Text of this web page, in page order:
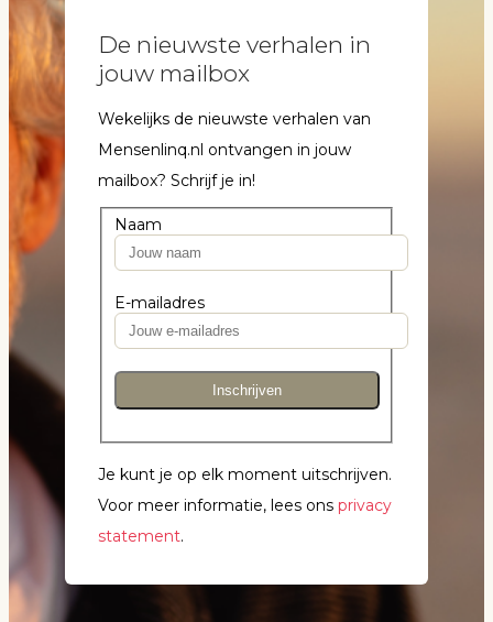
De nieuwste verhalen in
jouw mailbox
Wekelijks de nieuwste verhalen van
Mensenlinq.nl ontvangen in jouw
mailbox? Schrijf je in!
Naam
E-mailadres
Inschrijven
Je kunt je op elk moment uitschrijven.
Voor meer informatie, lees ons privacy
statement.